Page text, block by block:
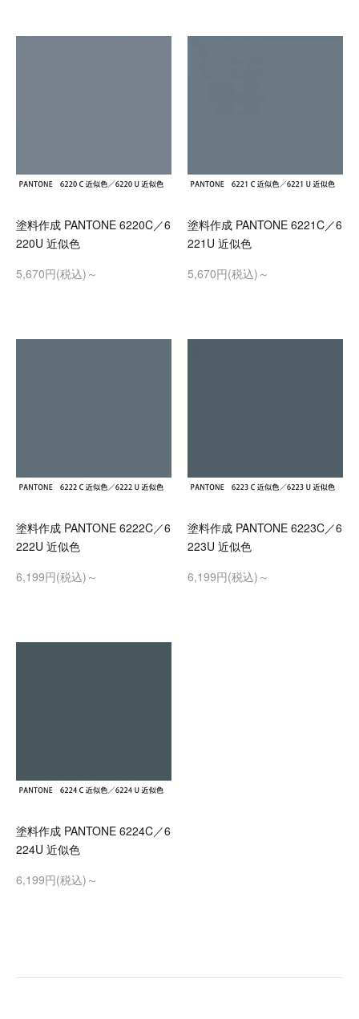
塗料作成 PANTONE 6220C／6
220U 近似色
5,670円(税込)～
塗料作成 PANTONE 6221C／6
221U 近似色
5,670円(税込)～
塗料作成 PANTONE 6222C／6
222U 近似色
6,199円(税込)～
塗料作成 PANTONE 6223C／6
223U 近似色
6,199円(税込)～
塗料作成 PANTONE 6224C／6
224U 近似色
6,199円(税込)～